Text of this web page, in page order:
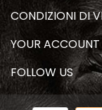
CONDIZIONI DI
YOUR ACCOUNT
FOLLOW US